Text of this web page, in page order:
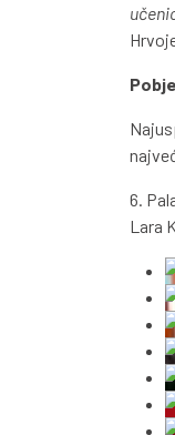
6.
Lara